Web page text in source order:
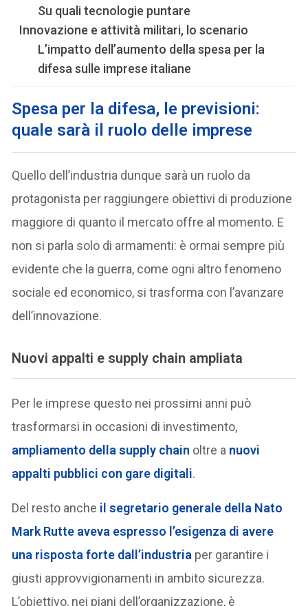
Su quali tecnologie puntare
Innovazione e attività militari, lo scenario
L’impatto dell’aumento della spesa per la
difesa sulle imprese italiane
Spesa per la difesa, le previsioni:
quale sarà il ruolo delle imprese
Quello dell’industria dunque sarà un ruolo da
protagonista per raggiungere obiettivi di produzione
maggiore di quanto il mercato offre al momento. E
non si parla solo di armamenti: è ormai sempre più
evidente che la guerra, come ogni altro fenomeno
sociale ed economico, si trasforma con l’avanzare
dell’innovazione.
Nuovi appalti e supply chain ampliata
Per le imprese questo nei prossimi anni può
trasformarsi in occasioni di investimento,
ampliamento della supply chain oltre a nuovi
appalti pubblici con gare digitali.
Del resto anche il segretario generale della Nato
Mark Rutte aveva espresso l’esigenza di avere
una risposta forte dall’industria per garantire i
giusti approvvigionamenti in ambito sicurezza.
L’obiettivo, nei piani dell’organizzazione, è